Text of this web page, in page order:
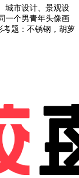
城市设计、景观设
个男青年头像画
：不锈钢，胡萝